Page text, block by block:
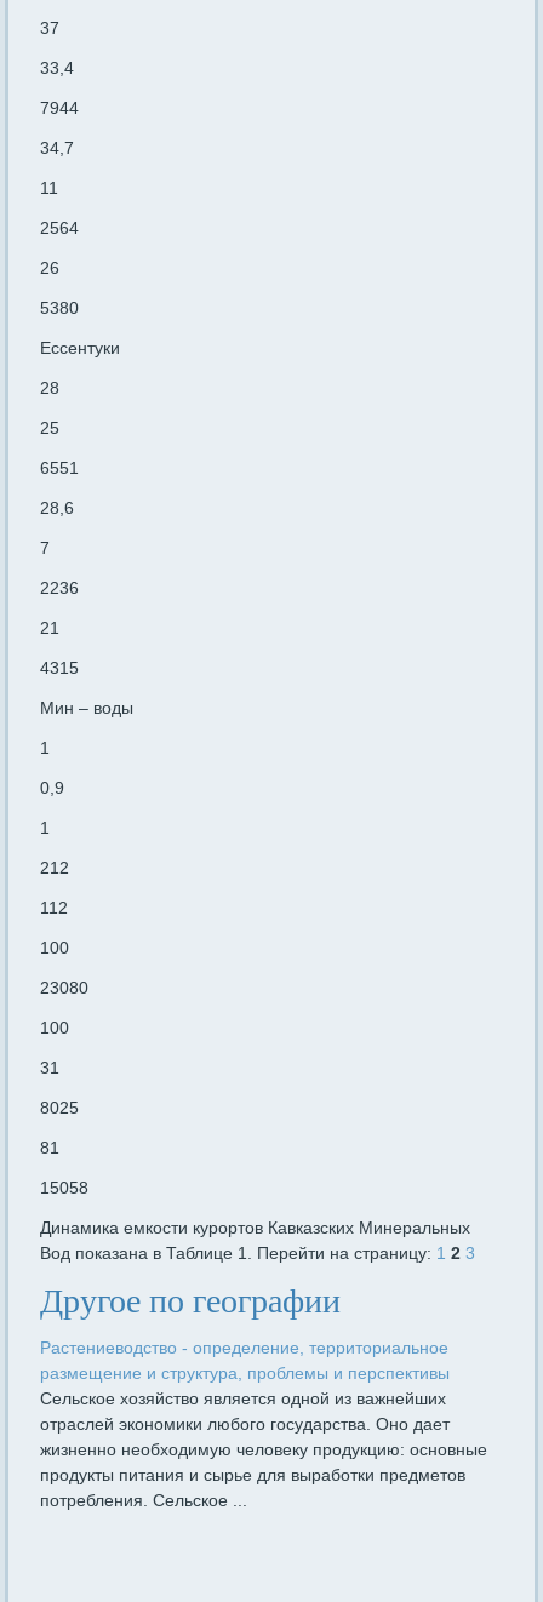
37
33,4
7944
34,7
11
2564
26
5380
Ессентуки
28
25
6551
28,6
7
2236
21
4315
Мин – воды
1
0,9
1
212
112
100
23080
100
31
8025
81
15058
Динамика емкости курортов Кавказских Минеральных
Вод показана в Таблице 1. Перейти на страницу: 1 2 3
Другое по географии
Растениеводство - определение, территориальное
размещение и структура, проблемы и перспективы
Сельское хозяйство является одной из важнейших
отраслей экономики любого государства. Оно дает
жизненно необходимую человеку продукцию: основные
продукты питания и сырье для выработки предметов
потребления. Сельское ...